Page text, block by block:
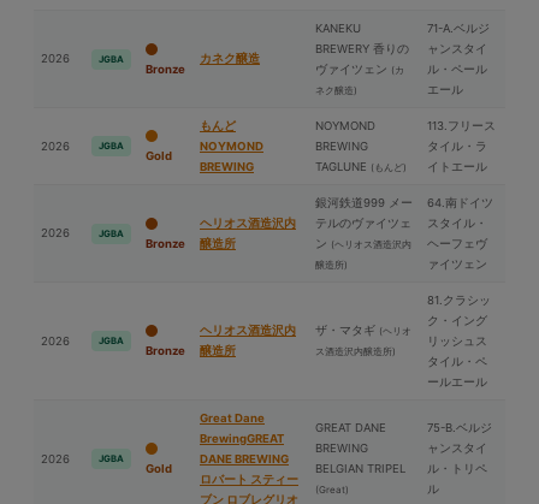
2026 JGBA
Bronze
カネク醸造
KANEKU
BREWERY 香りの
ヴァイツェン (カ
ネク醸造)
71-A.ベルジ
ャンスタイ
ル・ペール
エール
2026 JGBA
Gold
もんど
NOYMOND
BREWING
NOYMOND
BREWING
TAGLUNE (もんど)
113.フリース
タイル・ラ
イトエール
2026 JGBA
Bronze
ヘリオス酒造沢内
醸造所
銀河鉄道999 メー
テルのヴァイツェ
ン (ヘリオス酒造沢内
醸造所)
64.南ドイツ
スタイル・
ヘーフェヴ
ァイツェン
2026 JGBA
Bronze
ヘリオス酒造沢内
醸造所
ザ・マタギ (ヘリオ
ス酒造沢内醸造所)
81.クラシッ
ク・イング
リッシュス
タイル・ペ
ールエール
2026 JGBA
Gold
Great Dane
BrewingGREAT
DANE BREWING
ロバート スティー
ブン ロブレグリオ
GREAT DANE
BREWING
BELGIAN TRIPEL
(Great)
75-B.ベルジ
ャンスタイ
ル・トリペ
ル